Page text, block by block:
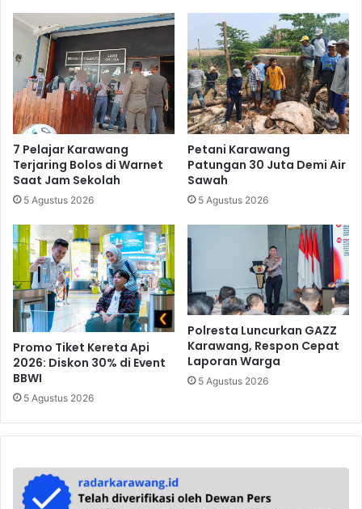
7 Pelajar Karawang
Terjaring Bolos di Warnet
Saat Jam Sekolah
5 Agustus 2026
Petani Karawang
Patungan 30 Juta Demi Air
Sawah
5 Agustus 2026
Promo Tiket Kereta Api
2026: Diskon 30% di Event
BBWI
5 Agustus 2026
Polresta Luncurkan GAZZ
Karawang, Respon Cepat
Laporan Warga
5 Agustus 2026